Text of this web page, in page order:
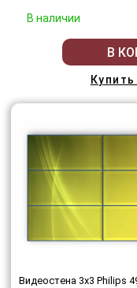
В наличии
В
Видеостена 3x3 Philips